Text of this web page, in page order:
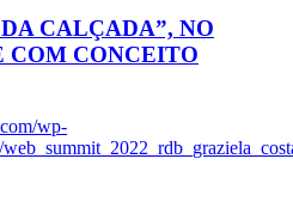
CALÇADA”, NO
COM CONCEITO
wp-